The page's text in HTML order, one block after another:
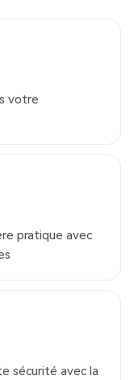
votre
pratique avec
sécurité avec la